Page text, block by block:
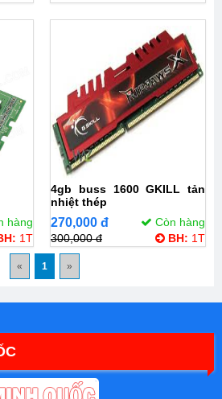
hàng
1T
4gb buss 1600 GKILL tản
nhiệt thép
270,000 đ
Còn hàng
300,000 đ
BH: 1T
« 1 »